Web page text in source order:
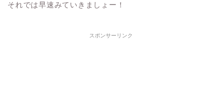
それでは早速みていきましょー！
スポンサーリンク